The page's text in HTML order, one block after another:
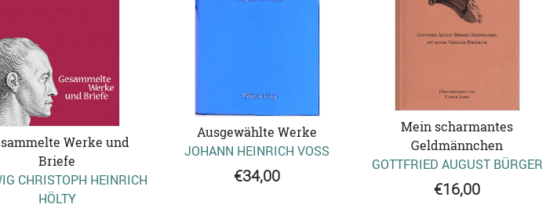
Werke und
Briefe
CHRISTOPH HEINRICH
HÖLTY
Ausgewählte Werke
JOHANN HEINRICH VOSS
€34,00
Mein scharmantes
Geldmännchen
GOTTFRIED AUGUST BÜRGER
€16,00